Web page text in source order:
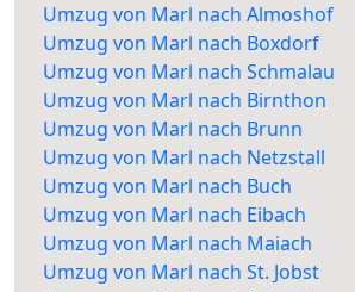
Umzug von Marl nach Almoshof
Umzug von Marl nach Boxdorf
Umzug von Marl nach Schmalau
Umzug von Marl nach Birnthon
Umzug von Marl nach Brunn
Umzug von Marl nach Netzstall
Umzug von Marl nach Buch
Umzug von Marl nach Eibach
Umzug von Marl nach Maiach
Umzug von Marl nach St. Jobst